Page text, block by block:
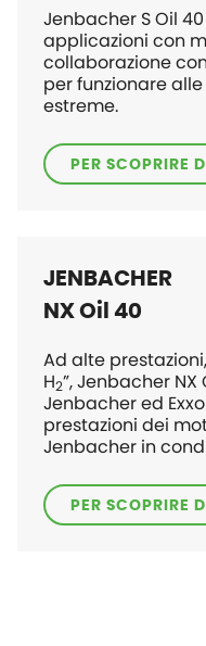
Jenbacher S Oil
applicazioni con
collaborazione
per funzionare
estreme.
PER SCOPRIRE
JENBACHER
NX Oil 40
Ad alte
H2”, Jenbacher
Jenbacher ed
prestazioni dei
Jenbacher in
PER SCOPRIRE